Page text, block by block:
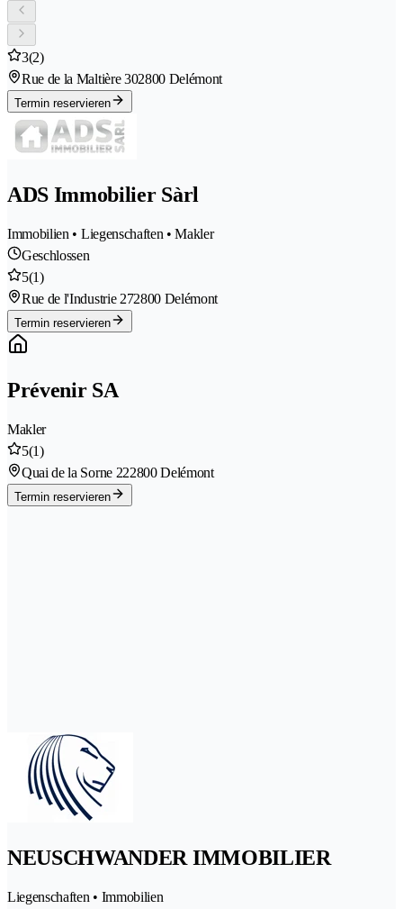
3(2)
Rue de la Maltière 302800 Delémont
Termin reservieren
ADS Immobilier Sàrl
Immobilien • Liegenschaften • Makler
Geschlossen
5(1)
Rue de l'Industrie 272800 Delémont
Termin reservieren
Prévenir SA
Makler
5(1)
Quai de la Sorne 222800 Delémont
Termin reservieren
NEUSCHWANDER IMMOBILIER
Liegenschaften • Immobilien